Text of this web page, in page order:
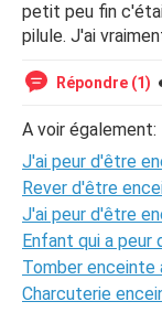
petit peu fin
pilule. J'ai
Répondre (1)
A voir également:
J'ai peur d'être
Rever d'être
J'ai peur d'être
Enfant qui a peur
Tomber
Charcuterie